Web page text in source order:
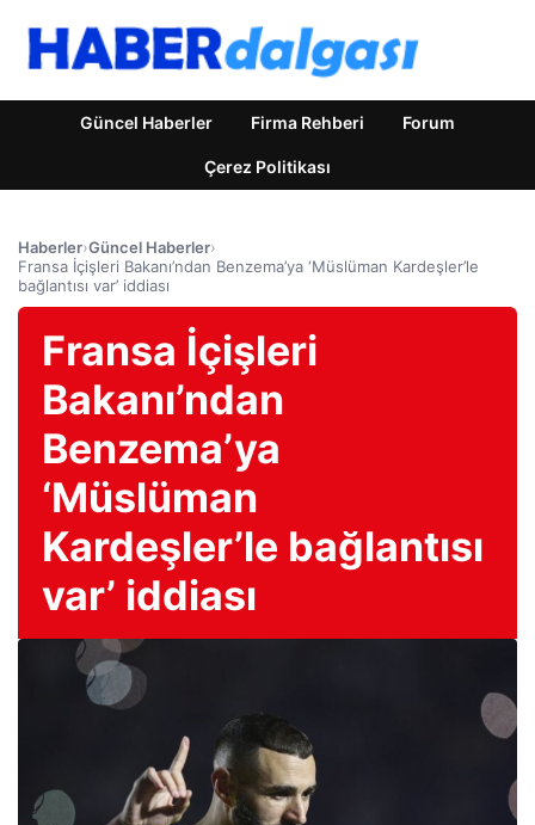
Güncel Haberler Firma Rehberi Forum
Çerez Politikası
Haberler›Güncel Haberler›
Fransa İçişleri Bakanı’ndan Benzema’ya ‘Müslüman Kardeşler’le
bağlantısı var’ iddiası
Fransa İçişleri
Bakanı’ndan
Benzema’ya
‘Müslüman
Kardeşler’le bağlantısı
var’ iddiası